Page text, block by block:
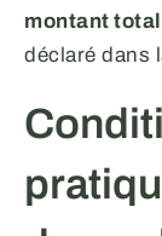
montant
déclaré dans